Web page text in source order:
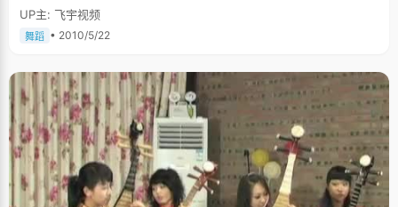
UP主: 飞宇视频
舞蹈 • 2010/5/22